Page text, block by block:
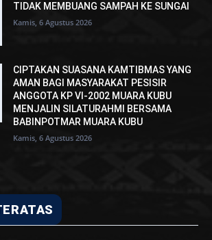
TIDAK MEMBUANG SAMPAH KE SUNGAI
Kamis, 6 Agustus 2026
CIPTAKAN SUASANA KAMTIBMAS YANG
AMAN BAGI MASYARAKAT PESISIR
ANGGOTA KP VI-2002 MUARA KUBU
MENJALIN SILATURAHMI BERSAMA
BABINPOTMAR MUARA KUBU
Kamis, 6 Agustus 2026